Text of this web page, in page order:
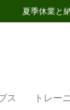
夏季休業と
ス トレー